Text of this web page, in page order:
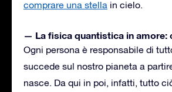
comprare una stella in cielo.
— La fisica quantistica in amore:
Ogni persona è responsabile di
succede sul nostro pianeta a
nasce. Da qui in poi, infatti, tutto